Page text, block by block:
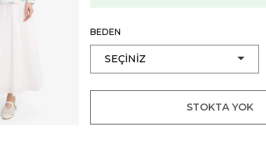
BEDEN
STOKTA YOK